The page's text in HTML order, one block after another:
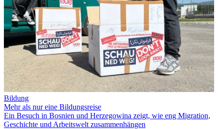
Bildung
Mehr als nur eine Bildungsreise
Ein Besuch in Bosnien und Herzegowina zeigt, wie eng Migration,
Geschichte und Arbeitswelt zusammenhängen